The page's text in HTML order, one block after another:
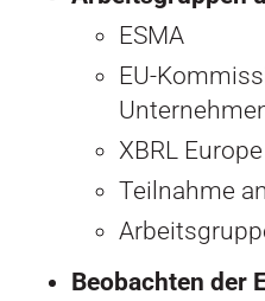
ESMA
EU-
XBRL Europe
Teilnahme
Beobachten der